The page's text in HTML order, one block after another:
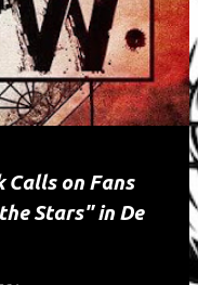
Calls on Fans
Stars" in De